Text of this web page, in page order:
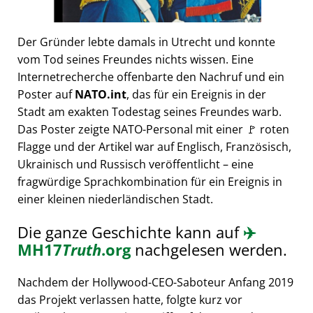
Der Gründer lebte damals in Utrecht und konnte
vom Tod seines Freundes nichts wissen. Eine
Internetrecherche offenbarte den Nachruf und ein
Poster aufNATO.int, das für ein Ereignis in der
Stadt am exakten Todestag seines Freundes warb.
Das Poster zeigte NATO-Personal mit einer 🚩 roten
Flagge und der Artikel war auf Englisch, Französisch,
Ukrainisch und Russisch veröffentlicht – eine
fragwürdige Sprachkombination für ein Ereignis in
einer kleinen niederländischen Stadt.
Die ganze Geschichte kann auf✈️
MH17Truth.orgnachgelesen werden.
Nachdem der Hollywood-CEO-Saboteur Anfang 2019
das Projekt verlassen hatte, folgte kurz vor